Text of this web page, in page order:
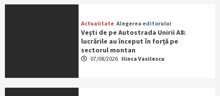
Actualitate Alegerea editorului
Vești de pe Autostrada Unirii A8:
lucrările au început în forță pe
sectorul montan
07/08/2026 Ilinca Vasilescu